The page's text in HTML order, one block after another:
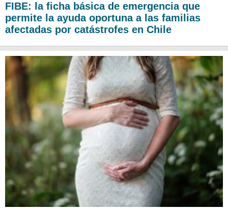
FIBE: la ficha básica de emergencia que
permite la ayuda oportuna a las familias
afectadas por catástrofes en Chile